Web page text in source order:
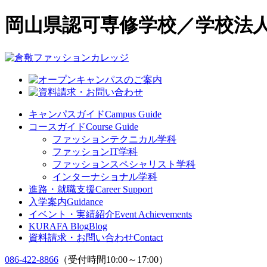
岡山県認可専修学校／学校法
キャンパスガイドCampus Guide
コースガイドCourse Guide
ファッションテクニカル学科
ファッションIT学科
ファッションスペシャリスト学科
インターナショナル学科
進路・就職支援Career Support
入学案内Guidance
イベント・実績紹介Event Achievements
KURAFA BlogBlog
資料請求・お問い合わせContact
086-422-8866 （受付時間10:00～17:00）